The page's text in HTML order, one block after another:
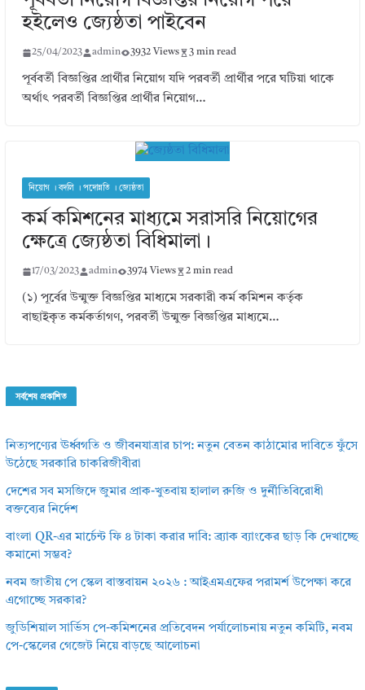
হইলেও জ্যেষ্ঠতা পাইবেন
25/04/2023 admin 3932 Views 3 min read
পূর্ববর্তী বিজ্ঞপ্তির প্রার্থীর নিয়োগ যদি পরবর্তী প্রার্থীর পরে ঘটিয়া থাকে
অর্থাৎ পরবর্তী বিজ্ঞপ্তির প্রার্থীর নিয়োগ…
নিয়োগ । বদলি । পদোন্নতি । জ্যেষ্ঠতা
কর্ম কমিশনের মাধ্যমে সরাসরি নিয়োগের
ক্ষেত্রে জ্যেষ্ঠতা বিধিমালা।
17/03/2023 admin 3974 Views 2 min read
(১) পূর্বের উন্মুক্ত বিজ্ঞপ্তির মাধ্যমে সরকারী কর্ম কমিশন কর্তৃক
বাছাইকৃত কর্মকর্তাগণ, পরবর্তী উন্মুক্ত বিজ্ঞপ্তির মাধ্যমে…
সর্বশেষ প্রকাশিত
নিত্যপণ্যের ঊর্ধ্বগতি ও জীবনযাত্রার চাপ: নতুন বেতন কাঠামোর দাবিতে ফুঁসে
উঠেছে সরকারি চাকরিজীবীরা
দেশের সব মসজিদে জুমার প্রাক-খুতবায় হালাল রুজি ও দুর্নীতিবিরোধী
বক্তব্যের নির্দেশ
বাংলা QR-এর মার্চেন্ট ফি ৪ টাকা করার দাবি: ব্র্যাক ব্যাংকের ছাড় কি দেখাচ্ছে
কমানো সম্ভব?
নবম জাতীয় পে স্কেল বাস্তবায়ন ২০২৬ : আইএমএফের পরামর্শ উপেক্ষা করে
এগোচ্ছে সরকার?
জুডিশিয়াল সার্ভিস পে-কমিশনের প্রতিবেদন পর্যালোচনায় নতুন কমিটি, নবম
পে-স্কেলের গেজেট নিয়ে বাড়ছে আলোচনা